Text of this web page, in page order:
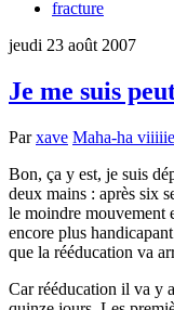
fracture
jeudi 23 août 2007
Je me suis
Parxave Maha-ha
Bon, ça y est, je suis
deux mains : après six
le moindre mouvement
encore plus
que la rééducation va
Car rééducation il va y